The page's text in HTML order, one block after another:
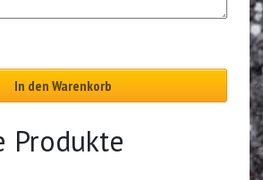
In den Warenkorb
Produkte